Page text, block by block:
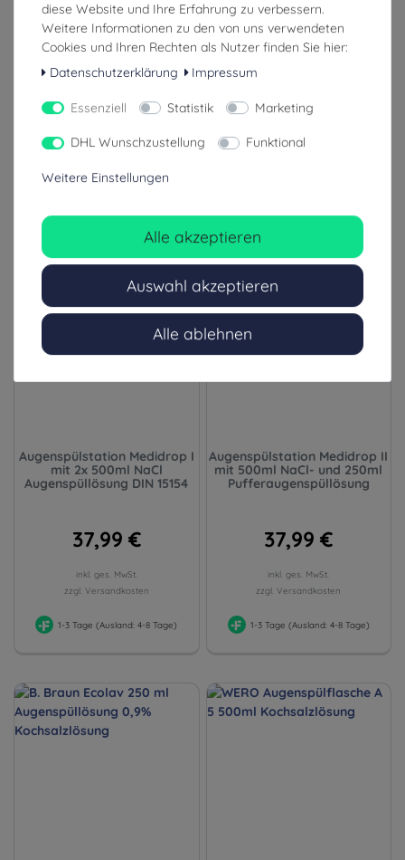
10x WERO
Augenspülampullen 20ml
steril
27,99 €
139,95 € / l
zzgl. Versandkosten
Augenspülflasche 500ml NaCl
Spüllösung nach DIN 15154
8,99 €
17,98 € / l
Augenspülstation Medidrop I
mit 2x 500ml NaCl
Augenspüllösung DIN 15154
37,99 €
inkl. ges. MwSt.
zzgl. Versandkosten
1-3 Tage (Ausland: 4-8 Tage)
Augenspülstation Medidrop II
mit 500ml NaCl- und 250ml
Pufferaugenspüllösung
37,99 €
inkl. ges. MwSt.
zzgl. Versandkosten
1-3 Tage (Ausland: 4-8 Tage)
diese Website und Ihre Erfahrung zu verbessern.
Weitere Informationen zu den von uns verwendeten
Cookies und Ihren Rechten als Nutzer finden Sie hier:
Datenschutzerklärung
Impressum
Essenziell Statistik Marketing
DHL Wunschzustellung Funktional
Weitere Einstellungen
Alle akzeptieren
Auswahl akzeptieren
Alle ablehnen